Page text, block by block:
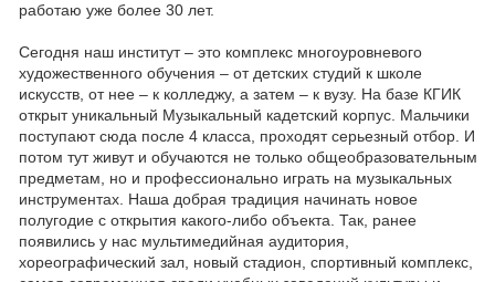
работаю уже более 30 лет.
Сегодня наш институт – это комплекс многоуровневого
художественного обучения – от детских студий к школе
искусств, от нее – к колледжу, а затем – к вузу. На базе КГИК
открыт уникальный Музыкальный кадетский корпус. Мальчики
поступают сюда после 4 класса, проходят серьезный отбор. И
потом тут живут и обучаются не только общеобразовательным
предметам, но и профессионально играть на музыкальных
инструментах. Наша добрая традиция начинать новое
полугодие с открытия какого-либо объекта. Так, ранее
появились у нас мультимедийная аудитория,
хореографический зал, новый стадион, спортивный комплекс,